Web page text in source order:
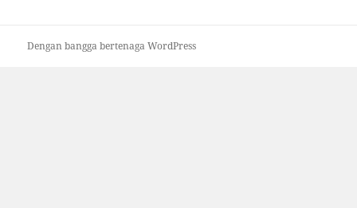
Dengan bangga bertenaga WordPress